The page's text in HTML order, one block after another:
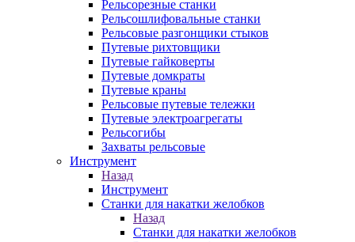
Рельсорезные станки
Рельсошлифовальные станки
Рельсовые разгонщики стыков
Путевые рихтовщики
Путевые гайковерты
Путевые домкраты
Путевые краны
Рельсовые путевые тележки
Путевые электроагрегаты
Рельсогибы
Захваты рельсовые
Инструмент
Назад
Инструмент
Станки для накатки желобков
Назад
Станки для накатки желобков